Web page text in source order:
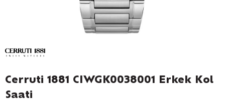
Cerruti 1881 CIWGK0038001 Erkek Kol
Saati